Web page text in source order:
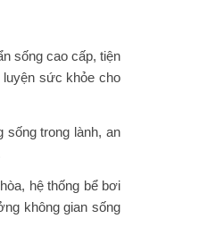
sống cao cấp, tiện
luyện sức khỏe cho
trong lành, an
hệ thống bể bơi
không gian sống